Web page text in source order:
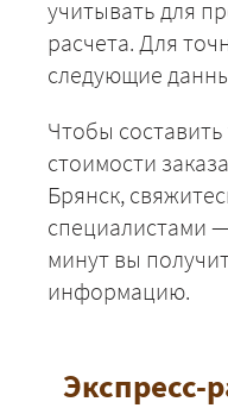
учитывать для
расчета. Для
следующие
Чтобы
стоимости
Брянск,
специалистами
минут вы
информацию.
Экспресс-